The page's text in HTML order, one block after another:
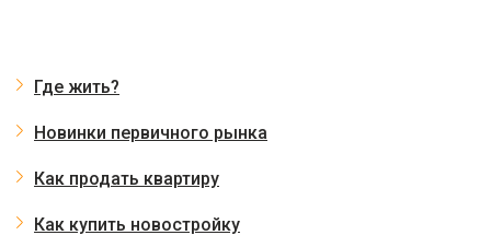
Где жить?
Новинки первичного рынка
Как продать квартиру
Как купить новостройку